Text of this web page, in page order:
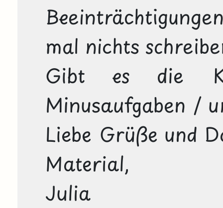
mal nichts
Gibt es die
Minusaufgaben /
Liebe Grüße und
Material,
Julia